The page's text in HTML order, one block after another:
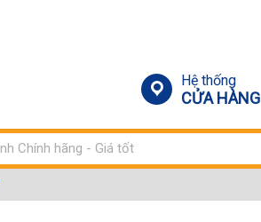
Hệ thống
CỬA HÀNG